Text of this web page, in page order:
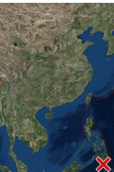
地
リカ海洋
ヨ
期予報セ
6:00 8月
近海で猛
後、海面
する見込
み。